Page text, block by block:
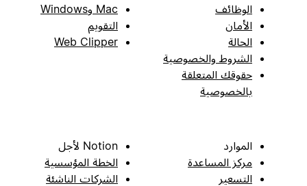
الوظائف
الأمان
الحالة
الشروط والخصوصية
حقوقك المتعلقة
بالخصوصية
Mac وWindows
التقويم
Web Clipper
الموارد
مركز المساعدة
التسعير
Notion لأجل
الخطة المؤسسية
الشركات الناشئة